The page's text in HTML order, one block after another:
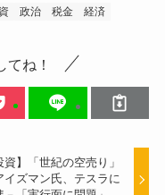
政治 税金 経済
てね！
資】「世紀の空売り」
イズマン氏、テスラに